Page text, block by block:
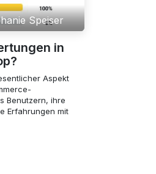
Speiser
in
Aspekt
Benutzern, ihre
Erfahrungen mit